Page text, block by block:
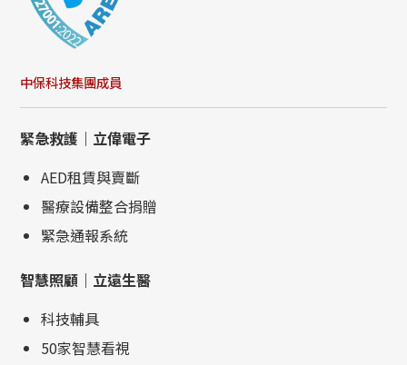
中保科技集團成員
緊急救護｜立偉電子
AED租賃與賣斷
醫療設備整合捐贈
緊急通報系統
智慧照顧｜立遠生醫
科技輔具
50家智慧看視